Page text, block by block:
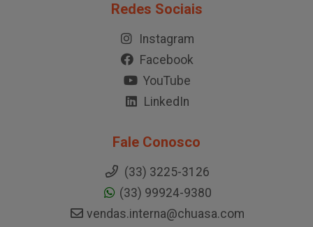
Redes Sociais
Instagram
Facebook
YouTube
LinkedIn
Fale Conosco
(33) 3225-3126
(33) 99924-9380
vendas.interna@chuasa.com